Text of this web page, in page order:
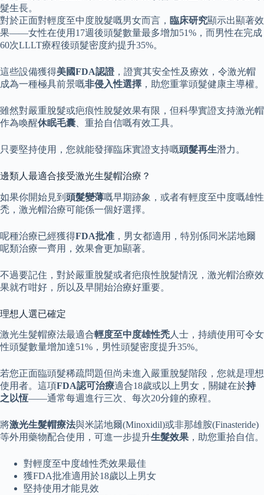
髮生長。
對於正面對輕度至中度脫髮嘅男女而言， 臨床研究顯示出顯著效
果——女性在使用17週後頭髮數量最多增加51%，而男性在完成
60次LLLT療程後頭髮密度約提升35%。
這些設備獲得美國FDA認證，證實其安全性及療效，令激光帽
成為一種極具前景嘅非侵入性選擇 ，助您重掌頭髮健康主導權。
雖然對嚴重脫髮或疤痕性脫髮效果有限，但科學實證支持激光帽
作為喚醒休眠毛囊 、重拾自信嘅有效工具。
只要堅持使用，您就能發揮臨床實證支持嘅頭髮再生潛力。
邊類人最適合接受激光生髮帽治療？
如果你開始見到 頭髮變薄嘅早期跡象，或者有輕度至中度嘅雄性
禿，激光帽治療可能係一個好選擇。
呢種治療已經獲得FDA批准 ，男女都適用，特別係同米諾地爾
呢類治療一齊用，效果會更加顯著。
不過要記住，對於嚴重脫髮或者疤痕性脫髮情況，激光帽治療效
果就冇咁好，所以及早開始治療好重要。
理想人選已確定
激光生髮帽療法最適合輕度至中度雄性禿人士，持續使用可令女
性頭髮數量增加達51%，男性頭髮密度提升35%。
若您正面臨頭髮稀疏問題但尚未進入嚴重脫髮階段，您就是理想
使用者。這項FDA認可治療適合18歲或以上男女，關鍵在於持
之以恆——通常每週進行三次、每次20分鐘的療程。
將激光生髮帽療法與米諾地爾(Minoxidil)或非那雄胺(Finasteride)
等外用藥物配合使用，可進一步提升生髮效果 ，助您重拾自信。
對輕度至中度雄性禿效果最佳
獲FDA批准適用於18歲以上男女
堅持使用才能見效